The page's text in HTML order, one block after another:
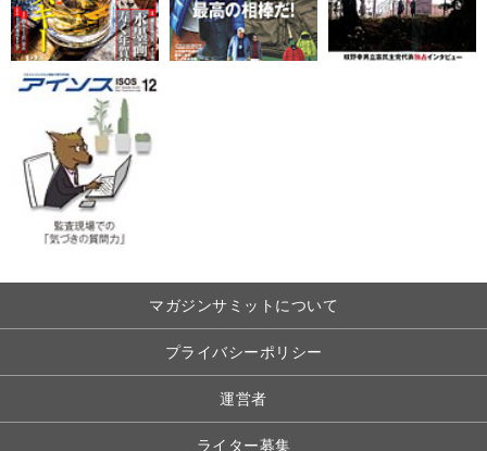
マガジンサミットについて
プライバシーポリシー
運営者
ライター募集